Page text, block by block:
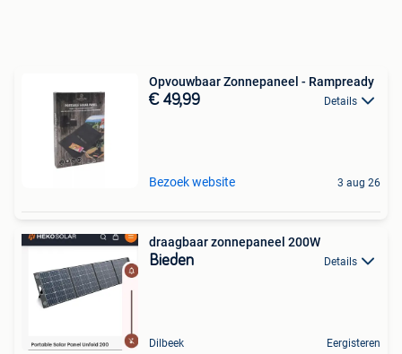
Opvouwbaar Zonnepaneel - Rampready
€ 49,99 Details
Bezoek website 3 aug 26
draagbaar zonnepaneel 200W
Bieden Details
Dilbeek Eergisteren